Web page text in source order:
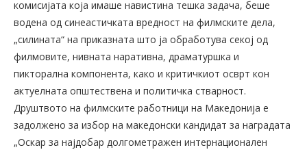
комисијата која имаше навистина тешка задача, беше
водена од синеастичката вредност на филмските дела,
„силината“ на приказната што ја обработува секој од
филмовите, нивната наративна, драматуршка и
пикторална компонента, како и критичкиот осврт кон
актуелната општествена и политичка стварност.
Друштвото на филмските работници на Македонија е
задолжено за избор на македонски кандидат за наградата
„Оскар за најдобар долгометражен интернационален